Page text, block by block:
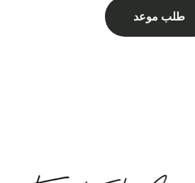
طلب موعد